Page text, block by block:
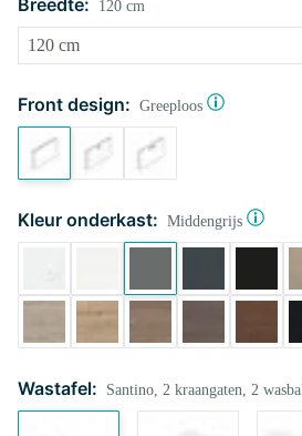
Breedte: 120 cm
Front design: Greeploos
Kleur onderkast: Middengrijs
Wastafel: Santino, 2 kraangaten, 2